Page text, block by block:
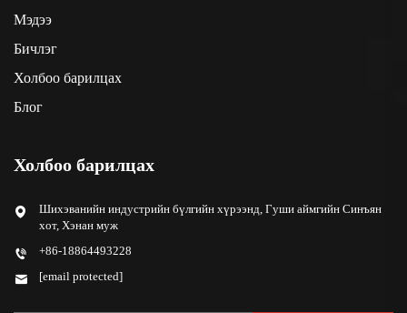
Мэдээ
Бичлэг
Холбоо барилцах
Блог
Холбоо барилцах
Шихэванийн индустрийн бүлгийн хүрээнд, Гуши аймгийн Синъян
хот, Хэнан муж
+86-18864493228
[email protected]